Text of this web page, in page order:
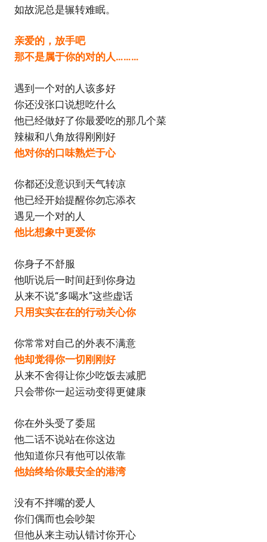
如故泥总是辗转难眠。
亲爱的，放手吧
那不是属于你的对的人………
遇到一个对的人该多好
你还没张口说想吃什么
他已经做好了你最爱吃的那几个菜
辣椒和八角放得刚刚好
他对你的口味熟烂于心
你都还没意识到天气转凉
他已经开始提醒你勿忘添衣
遇见一个对的人
他比想象中更爱你
你身子不舒服
他听说后一时间赶到你身边
从来不说“多喝水”这些虚话
只用实实在在的行动关心你
你常常对自己的外表不满意
他却觉得你一切刚刚好
从来不舍得让你少吃饭去减肥
只会带你一起运动变得更健康
你在外头受了委屈
他二话不说站在你这边
他知道你只有他可以依靠
他始终给你最安全的港湾
没有不拌嘴的爱人
你们偶而也会吵架
但他从来主动认错讨你开心